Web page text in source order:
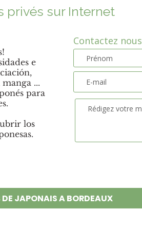
privés sur Internet
e
...
para
los
Contactez nous
DE JAPONAIS A BORDEAUX